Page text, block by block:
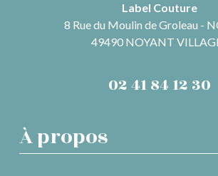
Label Couture
8 Rue du Moulin de Groleau -
49490 NOYANT
02 41 84 12 30
À propos